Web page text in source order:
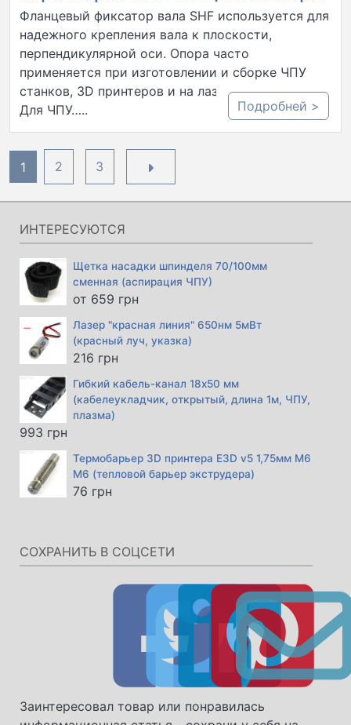
Фланцевый фиксатор вала SHF используется для
надежного крепления вала к плоскости,
перпендикулярной оси. Опора часто
применяется при изготовлении и сборке ЧПУ
станков, 3D принтеров и на лазерных граверах.
Для ЧПУ…..
Подробней >
Пагинация
записей
1 2 3
ИНТЕРЕСУЮТСЯ
Щетка насадки шпинделя 70/100мм
сменная (аспирация ЧПУ)
от 659 грн
Лазер "красная линия" 650нм 5мВт
(красный луч, указка)
216 грн
Гибкий кабель-канал 18х50 мм
(кабелеукладчик, открытый, длина 1м, ЧПУ,
плазма)
993 грн
Термобарьер 3D принтера E3D v5 1,75мм М6
М6 (тепловой барьер экструдера)
76 грн
СОХРАНИТЬ В СОЦСЕТИ
Заинтересовал товар или понравилась